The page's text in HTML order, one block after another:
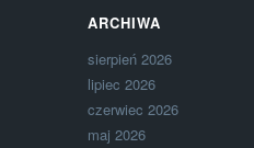
ARCHIWA
sierpień 2026
lipiec 2026
czerwiec 2026
maj 2026